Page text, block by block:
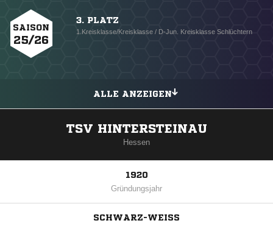
SAISON
25/26
3. PLATZ
1.Kreisklasse/Kreisklasse / D-Jun. Kreisklasse Schlüchtern
ALLE ANZEIGEN
TSV HINTERSTEINAU
Hessen
1920
Gründungsjahr
SCHWARZ-WEISS